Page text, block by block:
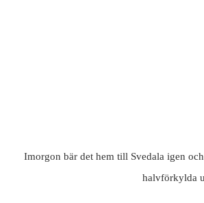
Imorgon bär det hem till Svedala igen
halvförkylda